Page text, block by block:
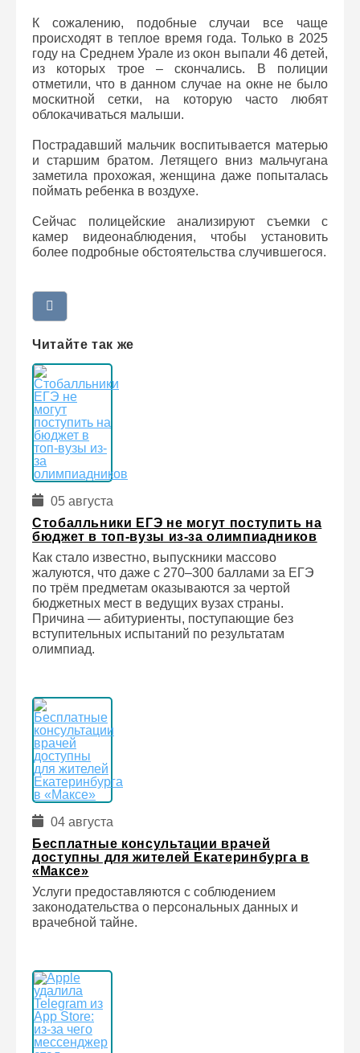
К сожалению, подобные случаи все чаще
происходят в теплое время года. Только в 2025
году на Среднем Урале из окон выпали 46 детей,
из которых трое – скончались. В полиции
отметили, что в данном случае на окне не было
москитной сетки, на которую часто любят
облокачиваться малыши.
Пострадавший мальчик воспитывается матерью
и старшим братом. Летящего вниз мальчугана
заметила прохожая, женщина даже попыталась
поймать ребенка в воздухе.
Сейчас полицейские анализируют съемки с
камер видеонаблюдения, чтобы установить
более подробные обстоятельства случившегося.
Читайте так же
05 августа
Стобалльники ЕГЭ не могут поступить на
бюджет в топ-вузы из-за олимпиадников
Как стало известно, выпускники массово
жалуются, что даже с 270–300 баллами за ЕГЭ
по трём предметам оказываются за чертой
бюджетных мест в ведущих вузах страны.
Причина — абитуриенты, поступающие без
вступительных испытаний по результатам
олимпиад.
04 августа
Бесплатные консультации врачей
доступны для жителей Екатеринбурга в
«Максе»
Услуги предоставляются с соблюдением
законодательства о персональных данных и
врачебной тайне.